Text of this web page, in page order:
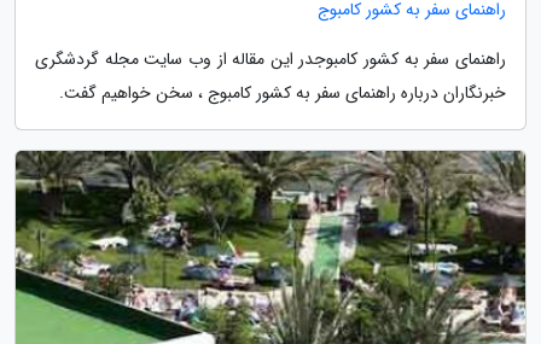
راهنمای سفر به کشور کامبوج
راهنمای سفر به کشور کامبوجدر این مقاله از وب سایت مجله گردشگری
خبرنگاران درباره راهنمای سفر به کشور کامبوج ، سخن خواهیم گفت.